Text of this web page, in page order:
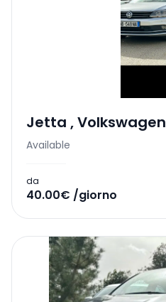
Jetta ,Volkswagen
Available
da
40.00€ /giorno